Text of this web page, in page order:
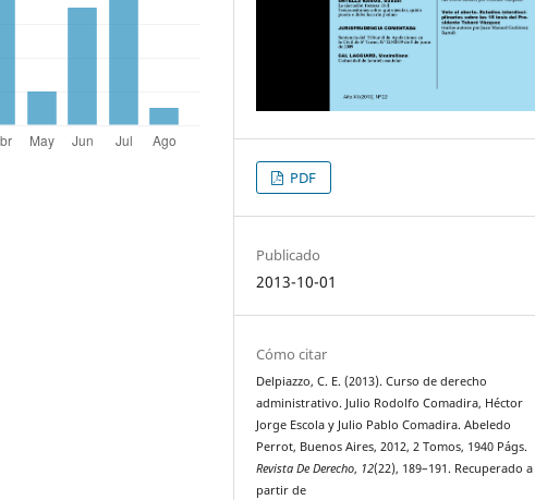
PDF
Publicado
2013-10-01
Cómo citar
Delpiazzo, C. E. (2013). Curso de derecho
administrativo. Julio Rodolfo Comadira, Héctor
Jorge Escola y Julio Pablo Comadira. Abeledo
Perrot, Buenos Aires, 2012, 2 Tomos, 1940 Págs.
Revista De Derecho, 12(22), 189–191. Recuperado a
partir de